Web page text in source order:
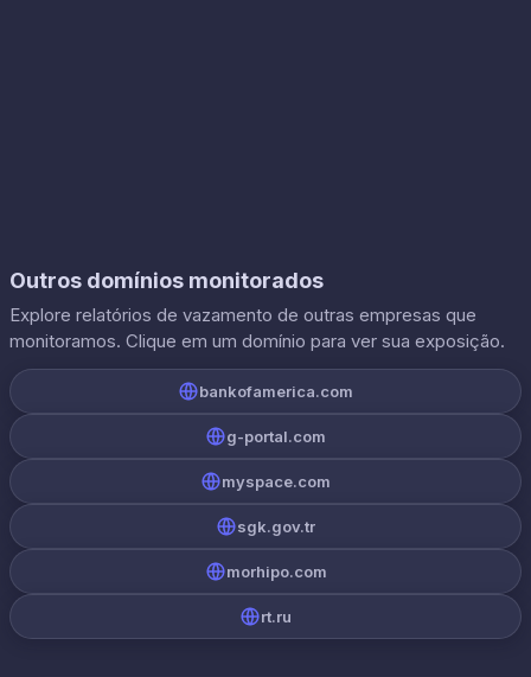
Outros domínios monitorados
Explore relatórios de vazamento de outras empresas que
monitoramos. Clique em um domínio para ver sua exposição.
bankofamerica.com
g-portal.com
myspace.com
sgk.gov.tr
morhipo.com
rt.ru